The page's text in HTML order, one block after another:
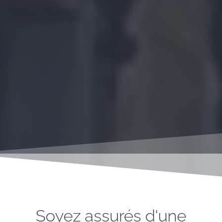
Soyez assurés d'une